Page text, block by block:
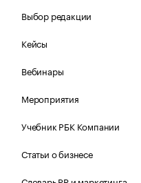
Выбор редакции
Кейсы
Вебинары
Мероприятия
Учебник РБК Компании
Статьи о бизнесе